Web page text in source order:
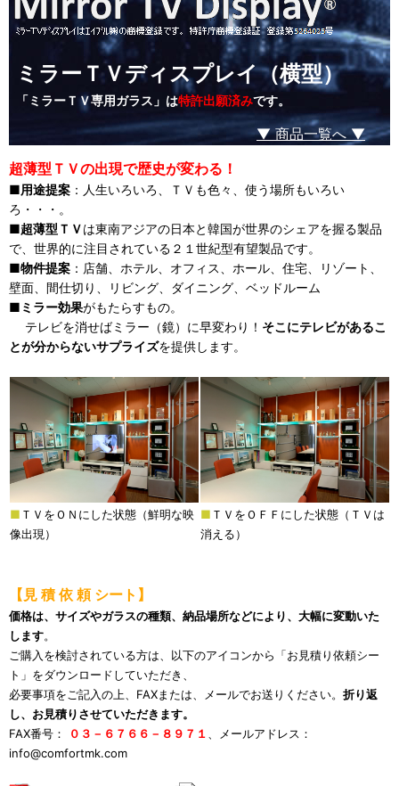
ミラーＴＶディスプレイ（横型）
「ミラーＴＶ専用ガラス」は特許出願済みです。
▼ 商品一覧へ ▼
超薄型ＴＶの出現で歴史が変わる！
■用途提案 ：人生いろいろ、ＴＶも色々、使う場所もいろい
ろ・・・。
■超薄型ＴＶは東南アジアの日本と韓国が世界のシェアを握る製品
で、世界的に注目されている２１世紀型有望製品です。
■物件提案 ：店舗、ホテル、オフィス、ホール、住宅、リゾート、
壁面、間仕切り、リビング、ダイニング、ベッドルーム
■ ミラー効果がもたらすもの。
テレビを消せばミラー（鏡）に早変わり！ そこにテレビがあるこ
とが分からないサプライズを提供します。
■ ＴＶをＯＮにした状態（鮮明な映
像出現）
■ ＴＶをＯＦＦにした状態（ＴＶは
消える）
【見 積 依 頼 シート】
価格は、サイズやガラスの種類、納品場所などにより、大幅に変動いた
します。
ご購入を検討されている方は、以下のアイコンから「お見積り依頼シー
ト」をダウンロードしていただき、
必要事項をご記入の上、FAXまたは、メールでお送りください。 折り返
し、お見積りさせていただきます。
FAX番号：
０３－６７６６－８９７１
、メールアドレス：
info@comfortmk.com